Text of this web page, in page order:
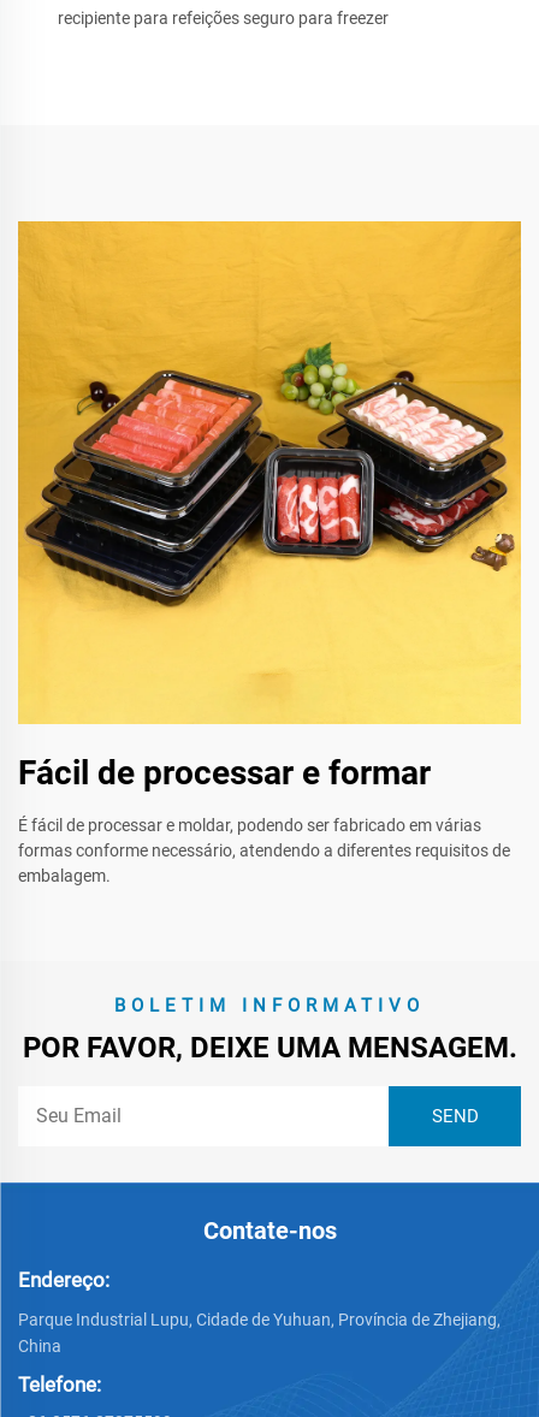
recipiente para refeições seguro para freezer
Fácil de processar e formar
É fácil de processar e moldar, podendo ser fabricado em várias
formas conforme necessário, atendendo a diferentes requisitos de
embalagem.
BOLETIM INFORMATIVO
POR FAVOR, DEIXE UMA MENSAGEM.
Contate-nos
Endereço:
Parque Industrial Lupu, Cidade de Yuhuan, Província de Zhejiang,
China
Telefone: